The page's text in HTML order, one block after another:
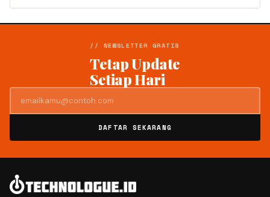
// NEWSLETTER GRATIS
Tetap Update
Setiap Hari
DAFTAR SEKARANG